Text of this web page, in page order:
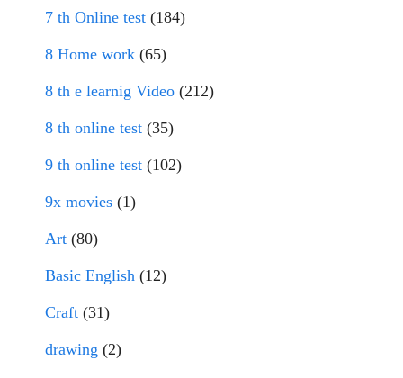
7 th Online test (184)
8 Home work (65)
8 th e learnig Video (212)
8 th online test (35)
9 th online test (102)
9x movies (1)
Art (80)
Basic English (12)
Craft (31)
drawing (2)